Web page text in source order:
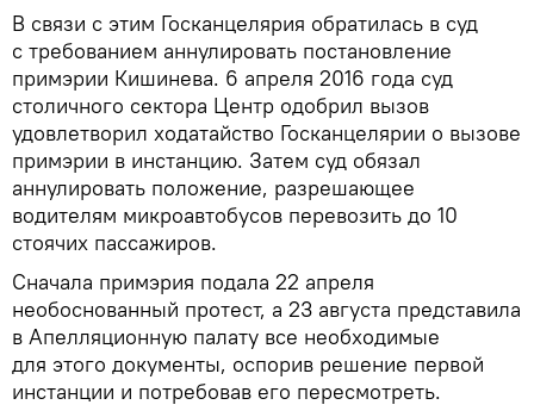
В связи с этим Госканцелярия обратилась в суд
с требованием аннулировать постановление
примэрии Кишинева. 6 апреля 2016 года суд
столичного сектора Центр одобрил вызов
удовлетворил ходатайство Госканцелярии о вызове
примэрии в инстанцию. Затем суд обязал
аннулировать положение, разрешающее
водителям микроавтобусов перевозить до 10
стоячих пассажиров.
Сначала примэрия подала 22 апреля
необоснованный протест, а 23 августа представила
в Апелляционную палату все необходимые
для этого документы, оспорив решение первой
инстанции и потребовав его пересмотреть.